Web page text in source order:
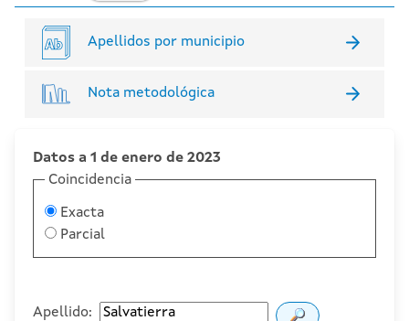
Apellidos por municipio
Nota metodológica
Datos a 1 de enero de 2023
Coincidencia
Exacta
Parcial
Apellido: